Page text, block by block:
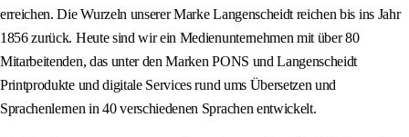
erreichen. Die Wurzeln unserer Marke Langenscheidt reichen bis ins Jahr
1856 zurück. Heute sind wir ein Medienunternehmen mit über 80
Mitarbeitenden, das unter den Marken PONS und Langenscheidt
Printprodukte und digitale Services rund ums Übersetzen und
Sprachenlernen in 40 verschiedenen Sprachen entwickelt.